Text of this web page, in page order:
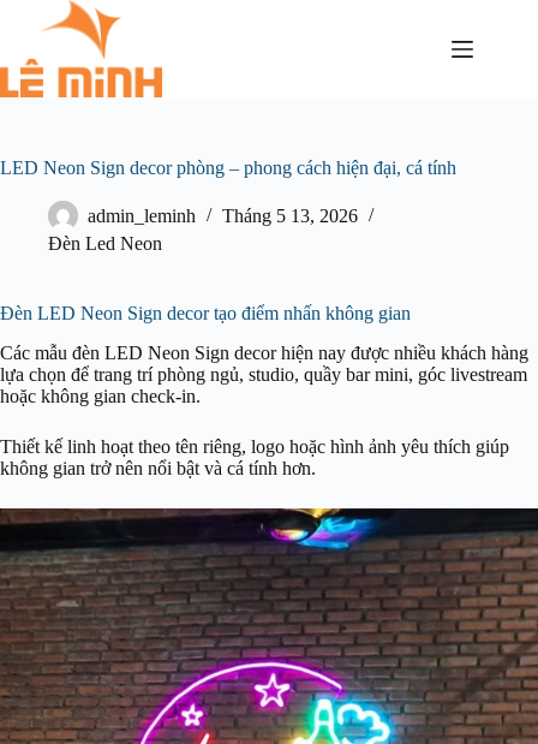
LED Neon Sign decor phòng – phong cách hiện đại, cá tính
admin_leminh
Tháng 5 13, 2026
Đèn Led Neon
Đèn LED Neon Sign decor tạo điểm nhấn không gian
Các mẫu đèn LED Neon Sign decor hiện nay được nhiều khách hàng
lựa chọn để trang trí phòng ngủ, studio, quầy bar mini, góc livestream
hoặc không gian check-in.
Thiết kế linh hoạt theo tên riêng, logo hoặc hình ảnh yêu thích giúp
không gian trở nên nổi bật và cá tính hơn.